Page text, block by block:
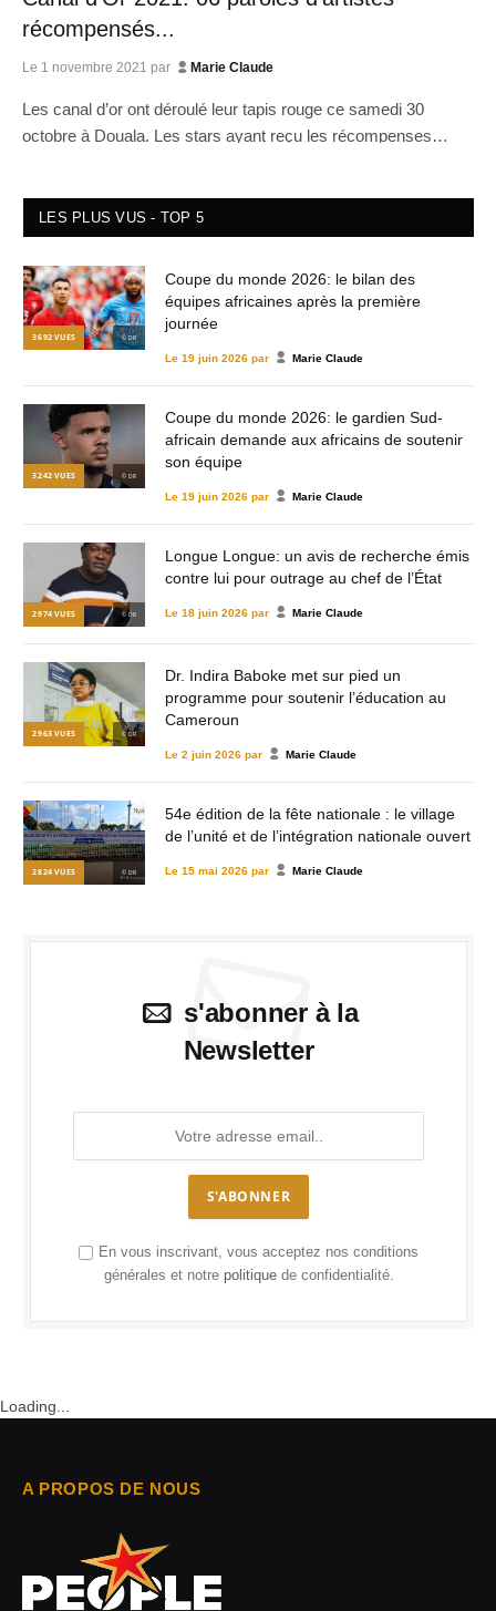
récompensés...
Le 1 novembre 2021 par Marie Claude
Les canal d’or ont déroulé leur tapis rouge ce samedi 30
octobre à Douala. Les stars ayant reçu les récompenses
LES PLUS VUS - TOP 5
3 692 VUES © DR
Coupe du monde 2026: le bilan des
équipes africaines après la première
journée
Le 19 juin 2026 par Marie Claude
3 242 VUES © DR
Coupe du monde 2026: le gardien Sud-
africain demande aux africains de soutenir
son équipe
Le 19 juin 2026 par Marie Claude
2 974 VUES © DR
Longue Longue: un avis de recherche émis
contre lui pour outrage au chef de l’État
Le 18 juin 2026 par Marie Claude
2 963 VUES © DR
Dr. Indira Baboke met sur pied un
programme pour soutenir l’éducation au
Cameroun
Le 2 juin 2026 par Marie Claude
2 824 VUES © DR
54e édition de la fête nationale : le village
de l’unité et de l’intégration nationale ouvert
Le 15 mai 2026 par Marie Claude
s'abonner à la
Newsletter
S'ABONNER
En vous inscrivant, vous acceptez nos conditions
générales et notre politiquede confidentialité.
Loading...
A PROPOS DE NOUS